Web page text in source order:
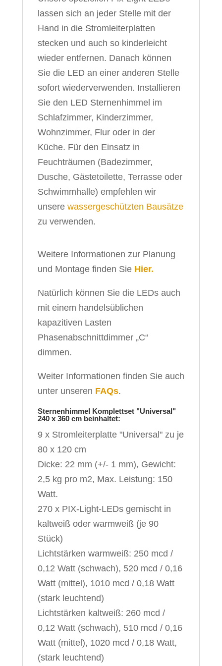
lassen sich an jeder Stelle mit der
Hand in die Stromleiterplatten
stecken und auch so kinderleicht
wieder entfernen. Danach können
Sie die LED an einer anderen Stelle
sofort wiederverwenden. Installieren
Sie den LED Sternenhimmel im
Schlafzimmer, Kinderzimmer,
Wohnzimmer, Flur oder in der
Küche. Für den Einsatz in
Feuchträumen (Badezimmer,
Dusche, Gästetoilette, Terrasse oder
Schwimmhalle) empfehlen wir
unsere wassergeschützten Bausätze
zu verwenden.
Weitere Informationen zur Planung
und Montage finden Sie Hier.
Natürlich können Sie die LEDs auch
mit einem handelsüblichen
kapazitiven Lasten
Phasenabschnittdimmer „C“
dimmen.
Weiter Informationen finden Sie auch
unter unseren FAQs.
Sternenhimmel Komplettset "Universal"
240 x 360 cm beinhaltet:
9 x Stromleiterplatte "Universal" zu je
80 x 120 cm
Dicke: 22 mm (+/- 1 mm), Gewicht:
2,5 kg pro m2, Max. Leistung: 150
Watt.
270 x PIX-Light-LEDs gemischt in
kaltweiß oder warmweiß (je 90
Stück)
Lichtstärken warmweiß: 250 mcd /
0,12 Watt (schwach), 520 mcd / 0,16
Watt (mittel), 1010 mcd / 0,18 Watt
(stark leuchtend)
Lichtstärken kaltweiß: 260 mcd /
0,12 Watt (schwach), 510 mcd / 0,16
Watt (mittel), 1020 mcd / 0,18 Watt,
(stark leuchtend)